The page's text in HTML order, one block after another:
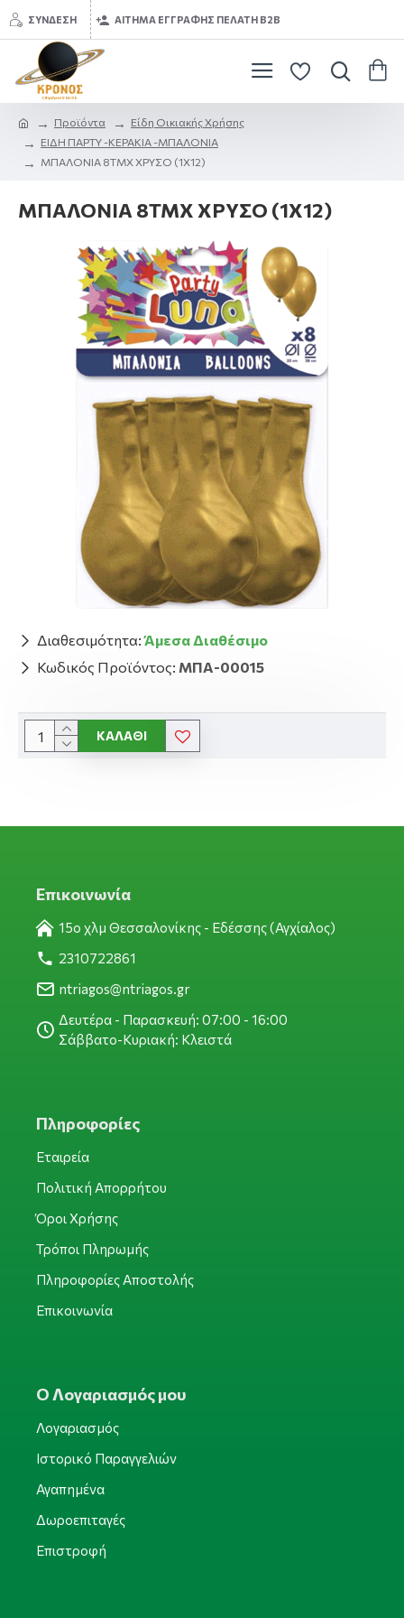
ΣΎΝΔΕΣΗ ΑΊΤΗΜΑ ΕΓΓΡΑΦΉΣ ΠΕΛΆΤΗ B2B
Προϊόντα
Είδη Οικιακής Χρήσης
ΕΙΔΗ ΠΑΡΤΥ -ΚΕΡΑΚΙΑ -ΜΠΑΛΟΝΙΑ
ΜΠΑΛΟΝΙΑ 8ΤΜΧ ΧΡΥΣΟ (1Χ12)
ΜΠΑΛΟΝΙΑ 8ΤΜΧ ΧΡΥΣΟ (1Χ12)
Διαθεσιμότητα: Άμεσα Διαθέσιμο
Κωδικός Προϊόντος: ΜΠΑ-00015
ΚΑΛΆΘΙ
Επικοινωνία
15ο χλμ Θεσσαλονίκης - Εδέσσης (Αγχίαλος)
2310722861
ntriagos@ntriagos.gr
Δευτέρα - Παρασκευή: 07:00 - 16:00
Σάββατο-Κυριακή: Κλειστά
Πληροφορίες
Εταιρεία
Πολιτική Απορρήτου
Όροι Χρήσης
Τρόποι Πληρωμής
Πληροφορίες Αποστολής
Επικοινωνία
Ο Λογαριασμός μου
Λογαριασμός
Ιστορικό Παραγγελιών
Αγαπημένα
Δωροεπιταγές
Επιστροφή